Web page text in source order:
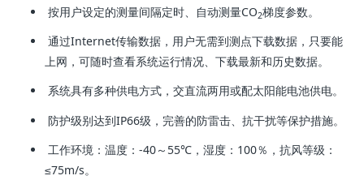
按用户设定的测量间隔定时、自动测量CO2梯度参数。
通过Internet传输数据，用户无需到测点下载数据，只要能
上网，可随时查看系统运行情况、下载最新和历史数据。
系统具有多种供电方式，交直流两用或配太阳能电池供电。
防护级别达到IP66级，完善的防雷击、抗干扰等保护措施。
工作环境：温度：-40～55℃，湿度：100％，抗风等级：
≤75m/s。